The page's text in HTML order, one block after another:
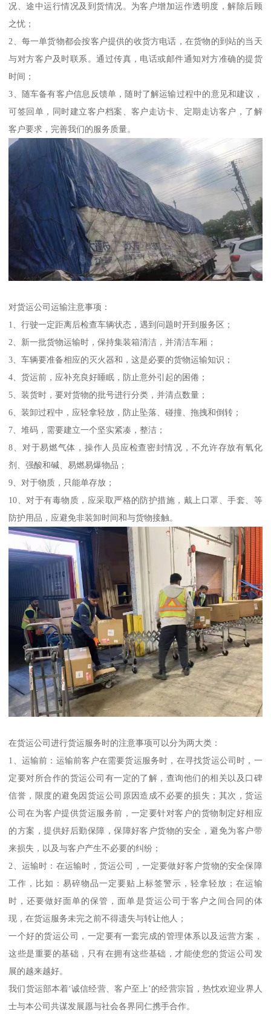
况、途中运行情况及到货情况。为客户增加运作透明度，解除后顾
之忧；
2、每一单货物都会按客户提供的收货方电话，在货物的到站的当天
与对方客户及时联系。通过传真，电话或邮件通知对方准确的提货
时间；
3、随车备有客户信息反馈单，随时了解运输过程中的意见和建议，
可签回单，同时建立客户档案、客户走访卡、定期走访客户，了解
客户要求，完善我们的服务质量。
对货运公司运输注意事项：
1、行驶一定距离后检查车辆状态，遇到问题时开到服务区；
2、新一批货物运输时，保持集装箱清洁，并清洁车厢；
3、车辆要准备相应的灭火器和，这是必要的货物运输知识；
4、货运前，应补充良好睡眠，防止意外引起的困倦；
5、装货时，要对货物的批号进行分类，并清点数量；
6、装卸过程中，应轻拿轻放，防止坠落、碰撞、拖拽和倒转；
7、堆码，需要建立一个坚实紧凑，整洁；
8、对于易燃气体，操作人员应检查密封情况，不允许存放有氧化
剂、强酸和碱、易燃易爆物品；
9、对于物质，只能单存放；
10、对于有毒物质，应采取严格的防护措施，戴上口罩、手套、等
防护用品，应避免非装卸时间和与货物接触。
在货运公司进行货运服务时的注意事项可以分为两大类：
1、运输前：运输前客户在需要货运服务时，在寻找货运公司时，一
定要对所合作的货运公司有一定的了解，查询他们的相关以及口碑
信誉，限度的避免因货运公司原因造成不必要的损失；其次，货运
公司在为客户提供货运服务前，一定要针对客户的货物制定好相应
的方案，提供好后勤保障，保障好客户货物的安全，避免为客户带
来损失，以及与客户产生不必要的纠纷；
2、运输时：在运输时，货运公司，一定要做好客户货物的安全保障
工作，比如：易碎物品一定要贴上标签警示，轻拿轻放；在运输
时，还要做好面单的保管，面单是货运公司于客户之间合同的体
现，在货运服务未完之前不得遗失与转让他人；
一个好的货运公司，一定要有一套完成的管理体系以及运营方案，
这些是重要的基础，只有在拥有这些基础，才能使您的货运公司发
展的越来越好。
我们货运部本着‘诚信经营、客户至上’的经营宗旨，热忱欢迎业界人
士与本公司共谋发展愿与社会各界同仁携手合作。